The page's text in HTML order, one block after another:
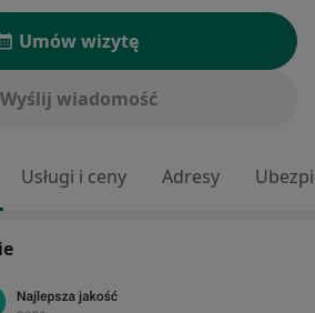
Umów wizytę
Wyślij wiadomość
Usługi i ceny Adresy